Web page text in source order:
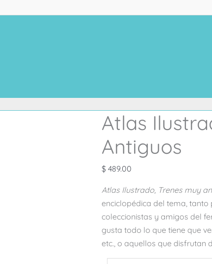
Atlas
Antiguos
$ 489.00
Atlas Ilustrado, Trenes muy
enciclopédica del tema,
coleccionistas y amigos del
gusta todo lo que tiene que
etc., o aquellos que disfrutan
Atlas
Ilustrado
Trenes
muy
Antiguos